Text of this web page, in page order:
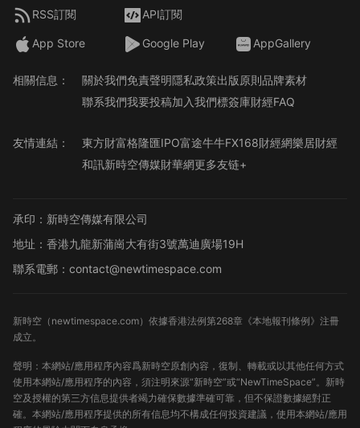
RSS訂閱 API訂閱
App Store Google Play AppGallery
相關信息： 關於我們免責聲明隱私政策出版原則品牌素材
聯系我們我要投稿加入我們標簽庫財經FAQ
友情連結： 東方財富格隆匯IPO富途牛牛FX168財經網樂居財經
和訊新時空傳媒財華網更多友链+
承印：新時空傳媒有限公司
地址：香港九龍新蒲崗大有街3號萬迪廣場19H
聯系電郵：contact@newtimespace.com
新時空（ newtimespace.com）依據香港法例第268章《本地報刊條例》注冊
成立。
聲明：本網站/應用程序內容爲新時空原創內容，復制、轉載或以其他任何方式
使用本網站/應用程序的內容，須注明來源“新時空”或“NewTimeSpace”。新時
空及授權的第三方信息提供者竭力確保數據準確可靠，但不保證數據絕對正
確。本網站/應用程序提供的所有信息均不構成任何投資建議，使用本網站/應用